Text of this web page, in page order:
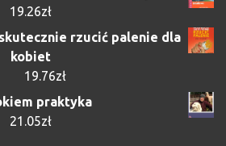
19.26zł
rzucić palenie dla
kobiet
19.76zł
praktyka
21.05zł